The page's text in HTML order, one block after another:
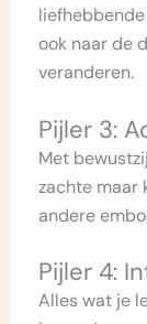
ook naar de
veranderen.
Pijler 3:
Met
zachte maar
andere
Pijler 4:
Alles wat je